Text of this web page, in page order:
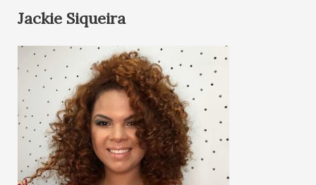
Jackie Siqueira